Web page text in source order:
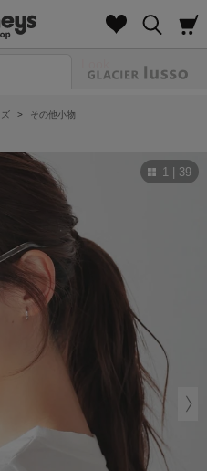
> その他小物
1 | 39